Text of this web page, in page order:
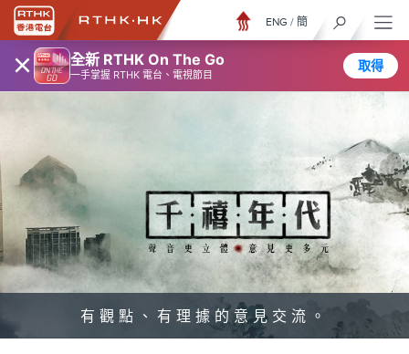
× 全新 RTHK On The Go
一手掌握 RTHK 電台、電視節目
取得
ENG / 簡
有觀點、有理據的意見交流。